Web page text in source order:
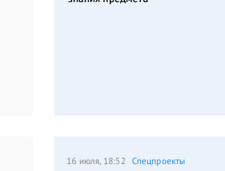
16 июля, 18:52 Спецпроекты